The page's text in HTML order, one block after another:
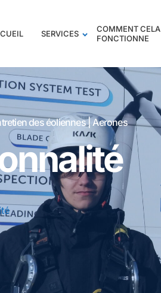
SERVICES
COMMENT CELA
FONCTIONNE
des éoliennes | Aerones